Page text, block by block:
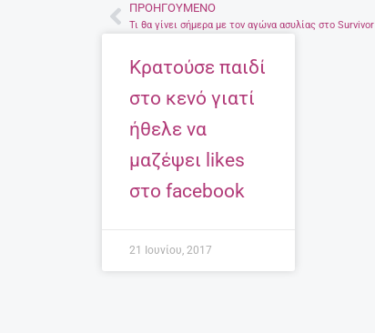
Prev
ΠΡΟΗΓΟΎΜΕΝΟ
Τι θα γίνει σήμερα με τον αγώνα ασυλίας στο Survivor
Kρατούσε παιδί
στο κενό γιατί
ήθελε να
μαζέψει likes
στο facebook
21 Ιουνίου, 2017